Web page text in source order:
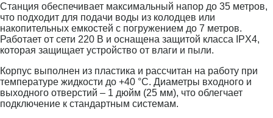
Станция обеспечивает максимальный напор до 35 метров,
что подходит для подачи воды из колодцев или
накопительных емкостей с погружением до 7 метров.
Работает от сети 220 В и оснащена защитой класса IPX4,
которая защищает устройство от влаги и пыли.
Корпус выполнен из пластика и рассчитан на работу при
температуре жидкости до +40 °C. Диаметры входного и
выходного отверстий – 1 дюйм (25 мм), что облегчает
подключение к стандартным системам.